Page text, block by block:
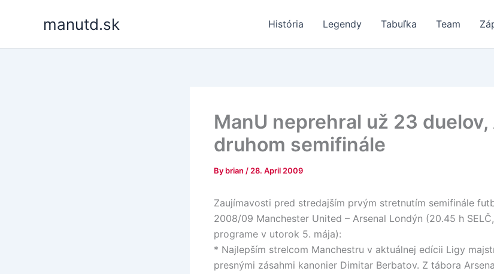
manutd.sk História Legendy Tabuľka Team
ManU neprehral už 23
druhom semifinále
By brian / 28. April 2009
Zaujímavosti pred stredajším prvým stretnutím semifinále
2008/09 Manchester United – Arsenal Londýn (20.45 h
programe v utorok 5. mája):
* Najlepším strelcom Manchestru v aktuálnej edícii Ligy
presnými zásahmi kanonier Dimitar Berbatov. Z tábora